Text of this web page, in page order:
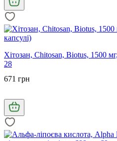
Хітозан, Chitosan, Biotus, 1500
28
671 грн